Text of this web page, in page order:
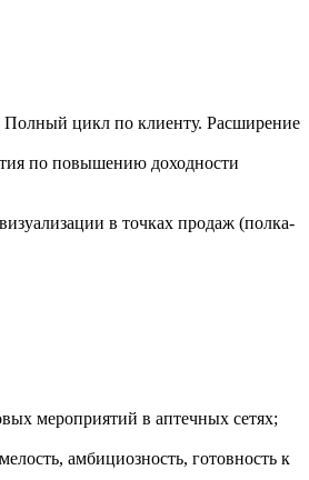
Полный цикл по клиенту. Расширение
по повышению доходности
в точках продаж (полка-
мероприятий в аптечных сетях;
амбициозность, готовность к